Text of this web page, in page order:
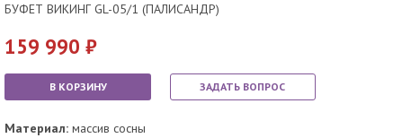
БУФЕТ ВИКИНГ GL-05/1 (ПАЛИСАНДР)
159 990
В КОРЗИНУ ЗАДАТЬ ВОПРОС
Материал: массив сосны